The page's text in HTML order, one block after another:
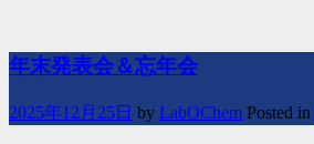
年末発表会＆忘年会
2025年12月25日 by LabOChem Posted in